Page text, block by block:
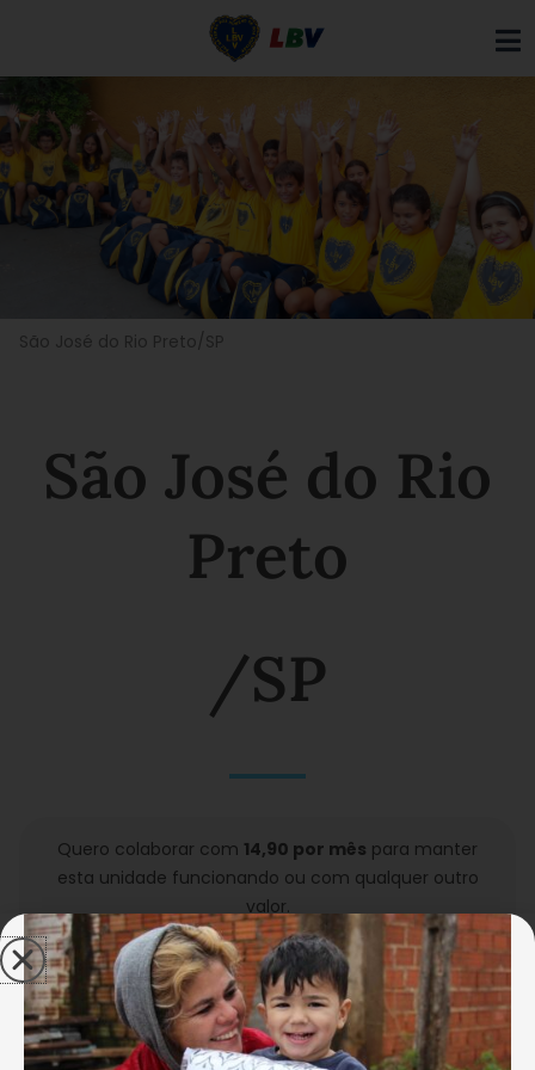
São José do Rio Preto/SP
São José do Rio
Preto
/SP
Quero colaborar com 14,90 por mês para manter
esta unidade funcionando ou com qualquer outro
valor.
CONCLUIR MINHA DOAÇÃO